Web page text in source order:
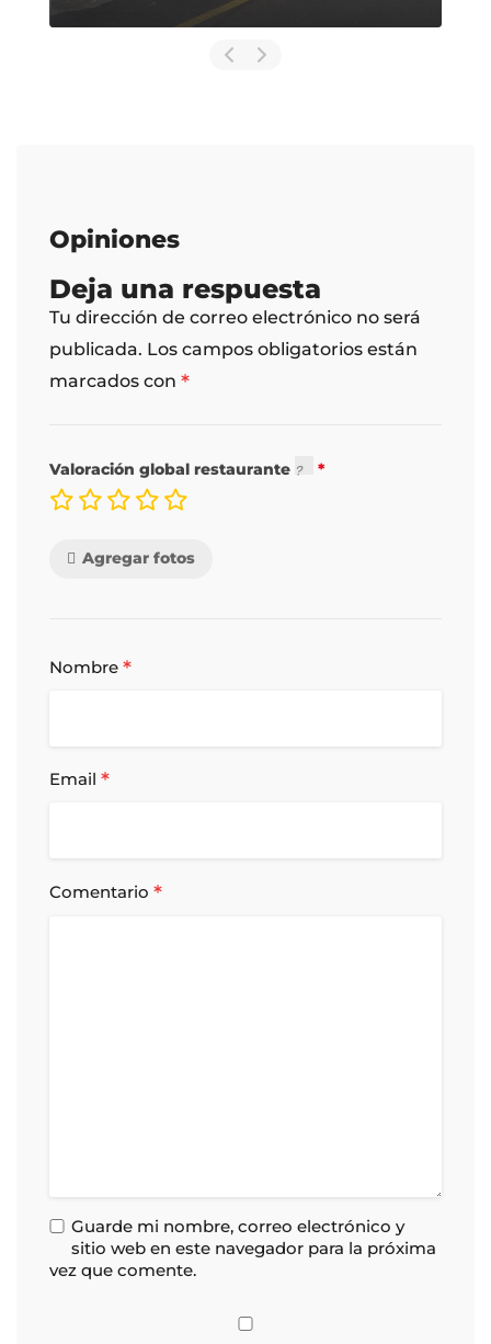
Opiniones
Deja una respuesta
Tu dirección de correo electrónico no será
publicada. Los campos obligatorios están
marcados con *
Valoración global restaurante
Agregar fotos
Nombre *
Email *
Comentario *
Guarde mi nombre, correo electrónico y
sitio web en este navegador para la próxima
vez que comente.